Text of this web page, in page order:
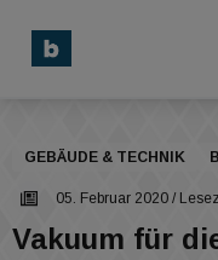
GEBÄUDE & TECHNIK
05. Februar 2020 /
Vakuum für